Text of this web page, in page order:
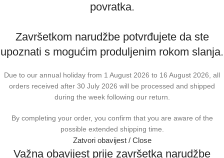
povratka.
Završetkom narudžbe potvrđujete da ste
upoznati s mogućim produljenim rokom slanja.
Due to our annual holiday from 1 August 2026 to 16 August 2026, all
orders received after 30 July 2026 will be processed and shipped
during the week following our return.
By completing your order, you confirm that you are aware of the
possible extended shipping time.
Zatvori obavijest / Close
Važna obavijest prije završetka narudžbe